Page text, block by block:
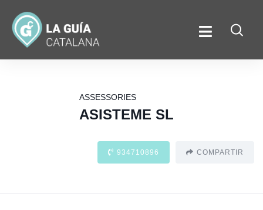
ASSESSORIES
ASISTEME SL
934710896 COMPARTIR